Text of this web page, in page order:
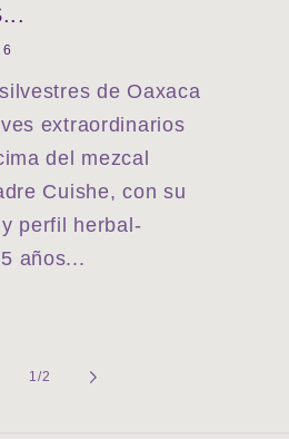
de Oaxaca
extraordinarios
del mezcal
Cuishe, con su
perfil herbal-
años...
1/de
2